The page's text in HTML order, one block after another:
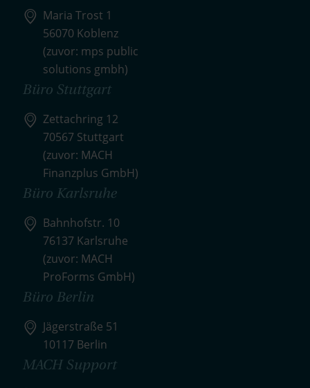
Maria Trost 1
56070 Koblenz
(zuvor: mps public
solutions gmbh)
Büro Stuttgart
Zettachring 12
70567 Stuttgart
(zuvor: MACH
Finanzplus GmbH)
Büro Karlsruhe
Bahnhofstr. 10
76137 Karlsruhe
(zuvor: MACH
ProForms GmbH)
Büro Berlin
Jägerstraße 51
10117 Berlin
MACH Support